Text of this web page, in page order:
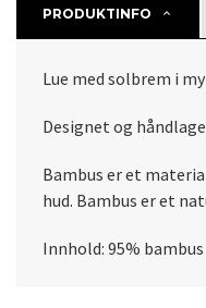
PRODUKTINFO
Lue med solbrem i
Designet og
Bambus er et
hud. Bambus er et
Innhold: 95%